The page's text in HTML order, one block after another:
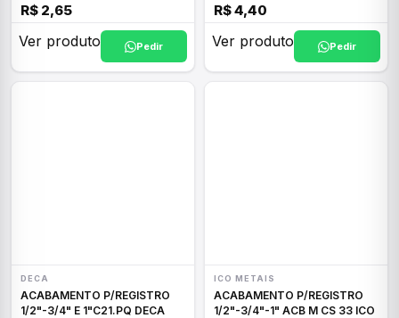
R$ 2,65
Ver produto Pedir
R$ 4,40
Ver produto Pedir
DECA
ACABAMENTO P/REGISTRO
1/2"-3/4" E 1"C21.PQ DECA
ICO METAIS
ACABAMENTO P/REGISTRO
1/2"-3/4"-1" ACB M CS 33 ICO